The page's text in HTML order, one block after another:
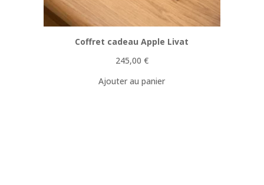
Coffret cadeau Apple Livat
245,00 €
Ajouter au panier